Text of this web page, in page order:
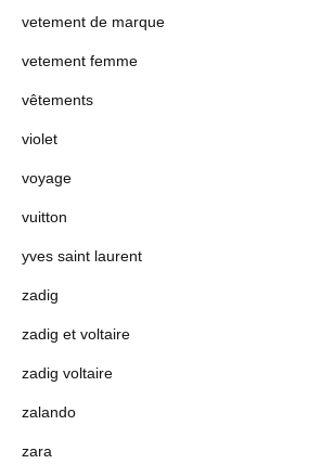
vetement de marque
vetement femme
vêtements
violet
voyage
vuitton
yves saint laurent
zadig
zadig et voltaire
zadig voltaire
zalando
zara